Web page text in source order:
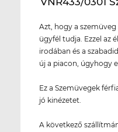
Azt, hogy a
ügyfél tudja. Ezzel az
irodában és a
új a piacon, úgyhogy
Ez a Szemüvegek
jó kinézetet.
A következő